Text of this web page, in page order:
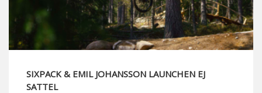
SIXPACK & EMIL JOHANSSON LAUNCHEN EJ
SATTEL